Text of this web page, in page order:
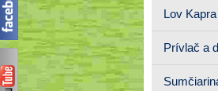
Lov Kapra
Prívlač a